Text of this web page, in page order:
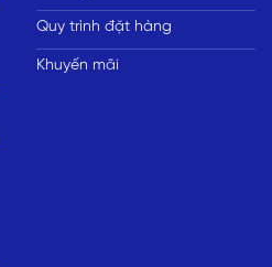
Quy trình đặt hàng
Khuyến mãi